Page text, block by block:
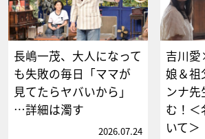
長嶋一茂、大人になって
も失敗の毎日「ママが
見てたらヤバいから」
…詳細は濁す
2026.07.24
吉川
娘＆祖
ンナ先
む！＜
いて＞